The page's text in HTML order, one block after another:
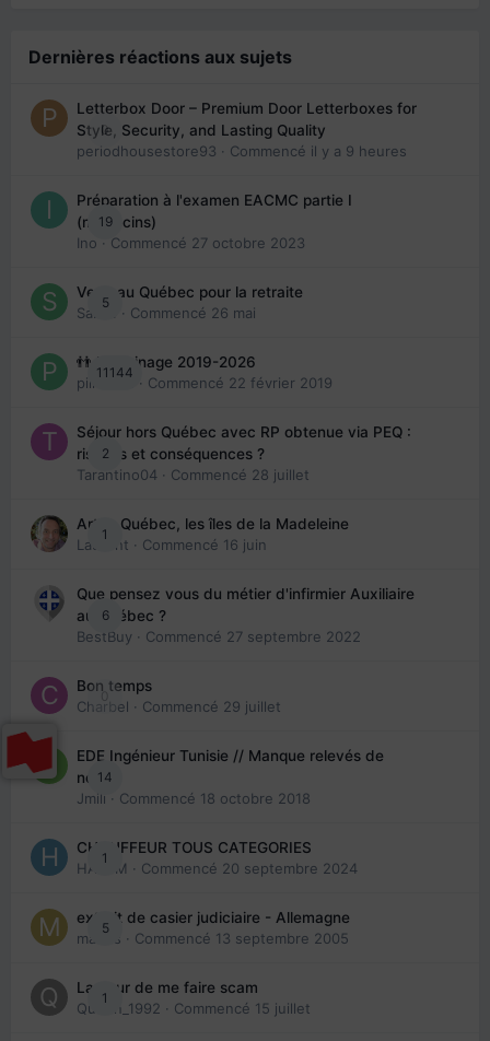
Dernières réactions aux sujets
0
Letterbox Door – Premium Door Letterboxes for
Style, Security, and Lasting Quality
periodhousestore93 · Commencé il y a 9 heures
19
Préparation à l'examen EACMC partie I
(médecins)
Ino · Commencé 27 octobre 2023
5
Venir au Québec pour la retraite
Sab74
· Commencé 26 mai
11144
👬 Parrainage 2019-2026
piinoush · Commencé 22 février 2019
2
Séjour hors Québec avec RP obtenue via PEQ :
risques et conséquences ?
Tarantino04 · Commencé 28 juillet
1
Arte : Québec, les îles de la Madeleine
Laurent · Commencé 16 juin
6
Que pensez vous du métier d'infirmier Auxiliaire
au Québec ?
BestBuy · Commencé 27 septembre 2022
0
Bon temps
Charbel · Commencé 29 juillet
14
EDE Ingénieur Tunisie // Manque relevés de
note
Jmili · Commencé 18 octobre 2018
1
CHAUFFEUR TOUS CATEGORIES
HAZEM · Commencé 20 septembre 2024
5
extrait de casier judiciaire - Allemagne
maries · Commencé 13 septembre 2005
1
La peur de me faire scam
Queen_1992 · Commencé 15 juillet